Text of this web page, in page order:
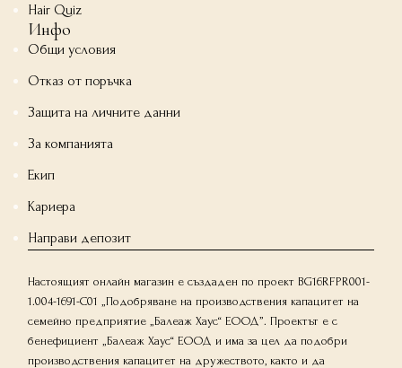
Hair Quiz
Инфо
Общи условия
Отказ от поръчка
Защита на личните данни
За компанията
Екип
Кариера
Направи депозит
Настоящият онлайн магазин е създаден по проект BG16RFPR001-
1.004-1691-C01 „Подобряване на производствения капацитет на
семейно предприятие „Балеаж Хаус“ ЕООД”. Проектът е с
бенефициент „Балеаж Хаус“ ЕООД и има за цел да подобри
производствения капацитет на дружеството, както и да